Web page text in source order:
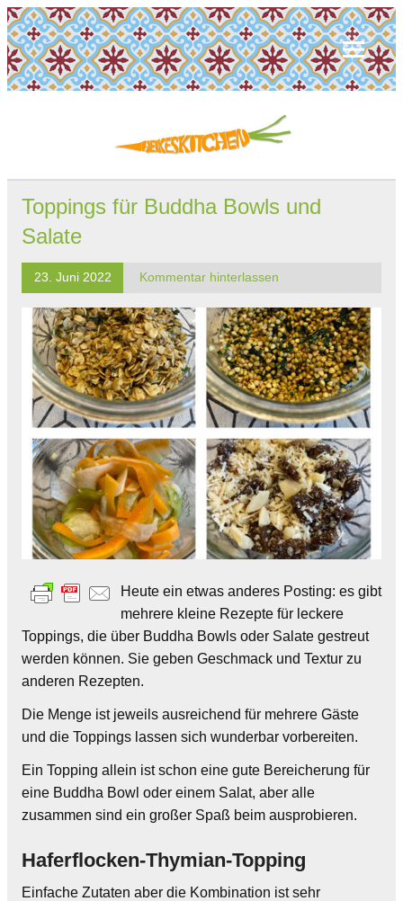
Toppings für Buddha Bowls und
Salate
23. Juni 2022 Kommentar hinterlassen
Heute ein etwas anderes Posting: es gibt
mehrere kleine Rezepte für leckere
Toppings, die über Buddha Bowls oder Salate gestreut
werden können. Sie geben Geschmack und Textur zu
anderen Rezepten.
Die Menge ist jeweils ausreichend für mehrere Gäste
und die Toppings lassen sich wunderbar vorbereiten.
Ein Topping allein ist schon eine gute Bereicherung für
eine Buddha Bowl oder einem Salat, aber alle
zusammen sind ein großer Spaß beim ausprobieren.
Haferflocken-Thymian-Topping
Einfache Zutaten aber die Kombination ist sehr